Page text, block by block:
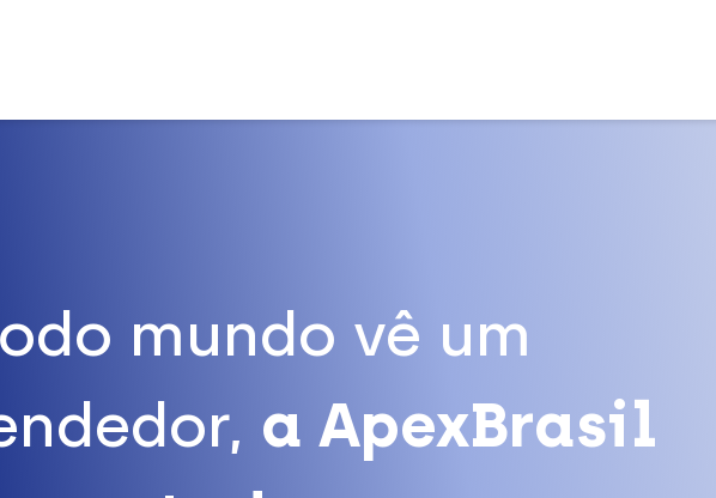
mundo vê um
a ApexBrasil